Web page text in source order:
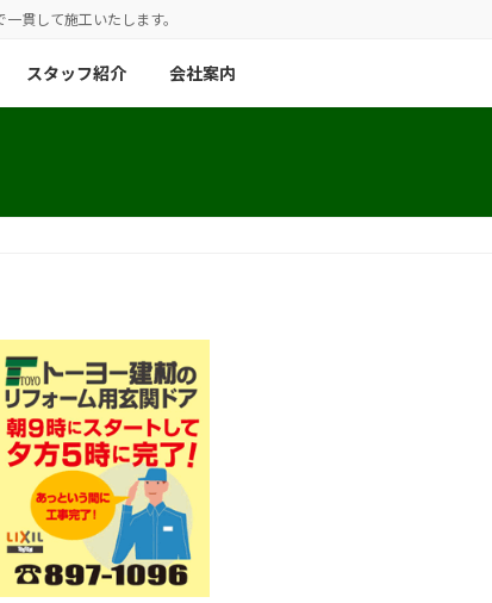
貫して施工いたします。
スタッフ紹介 会社案内